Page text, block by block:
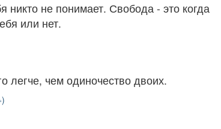
никто не понимает. Свобода - это когда
или нет.
легче, чем одиночество двоих.